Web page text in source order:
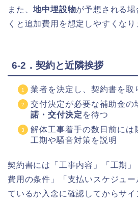
また、地中埋設物が予想される
くと追加費用を想定しやすくなり
6-2．契約と近隣挨拶
業者を決定し、契約書を取
交付決定が必要な補助金の
諾・交付決定 を待つ
解体工事着手の数日前には
工期や騒音対策を説明
契約書には「工事内容」「工期
費用の条件」「支払いスケジュ
ているか入念に確認してからサイ